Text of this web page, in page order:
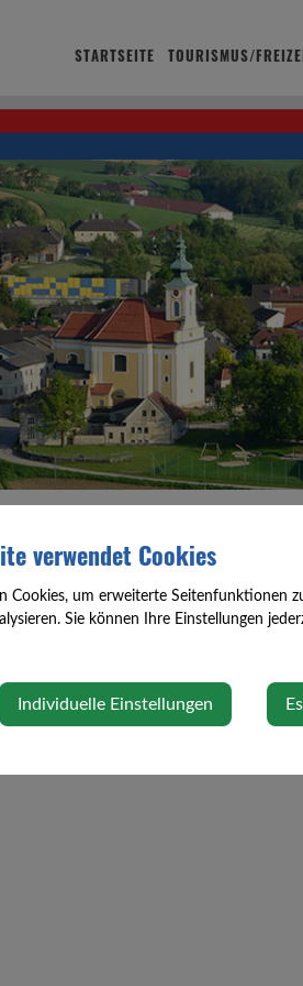
STARTSEITE TOURISMUS/
Uhr
verwendet Cookies
Cookies, um erweiterte Seitenfunktionen
Sie können Ihre Einstellungen
Individuelle Einstellungen